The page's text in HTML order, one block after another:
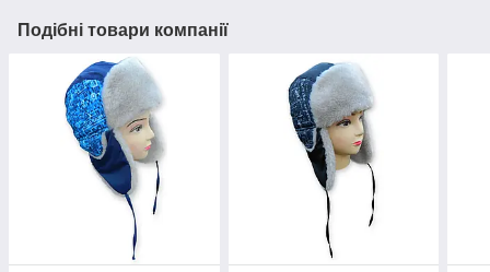
Подібні товари компанії